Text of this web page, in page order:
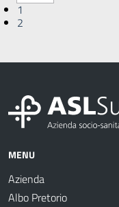
1
2
MENU
Azienda
Albo Pretorio